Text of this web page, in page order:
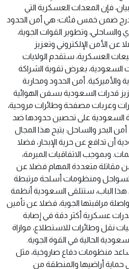
فإن المعدات العسكرية التي
ضمن خمس فئات؛ هي أمن الحدود
والساحلي، وتطوير القوات الجوية،
عن الأمن الإلكتروني وتعزيز
العسكرية، ستقدم الولايات
السعودية، بغرض تقوية الشراكة
أمن الحدود ومحاربة
قدرات السعودية بسفن الهوائية
وعربات مصفحة وطائرات مروحية،
السعودية على تحصين حدودها ضد
أمن البحر والساحل: يتيح هذا المجال
أن تدافع عن حرية الإبحار، فضلا
وبموجب الاتفاقيات المبرمة،
مقاتلة متعددة المهام فضلا عن
السواحل ومنظومات أسلحة مرتبطة
هذا الباب، ستتلقى السعودية أنظمة
مراقبتها الجوية، فضلا عن تأمين
عسكرية أكثر دقة في إصابة
نقل وطائرات للاستطلاع، موازاة
الحالية في القوة الجوية.
منظومات دفاع صاروخية، مثل
حماية أراضيها والمنطقة من